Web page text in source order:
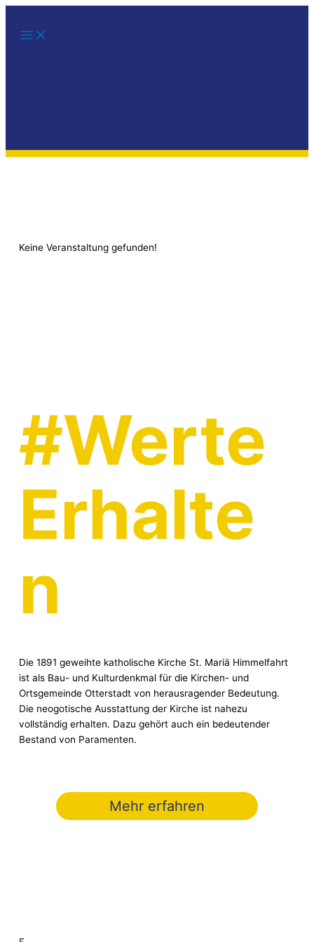
Keine Veranstaltung gefunden!
#Werte
Erhalte
n
Die 1891 geweihte katholische Kirche St. Mariä Himmelfahrt
ist als Bau- und Kulturdenkmal für die Kirchen- und
Ortsgemeinde Otterstadt von herausragender Bedeutung.
Die neogotische Ausstattung der Kirche ist nahezu
vollständig erhalten. Dazu gehört auch ein bedeutender
Bestand von Paramenten.
Mehr erfahren